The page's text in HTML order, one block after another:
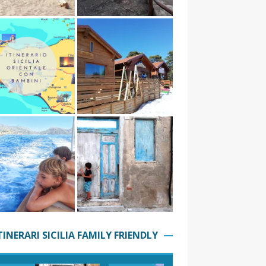
SICILIA FAMILY FRIENDLY